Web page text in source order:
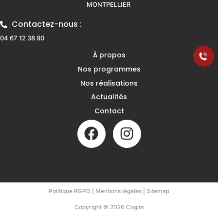
MONTPELLIER
Contactez-nous :
04 67 12 38 90
À propos
Nos programmes
Nos réalisations
Actualités
Contact
Politique RGPD Mentions légales Sitemap
Copyright © 2026 Cogim